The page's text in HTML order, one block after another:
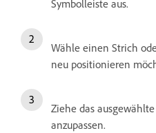
Symbolleiste aus.
Wähle einen Strich
neu positionieren
Ziehe das
anzupassen.